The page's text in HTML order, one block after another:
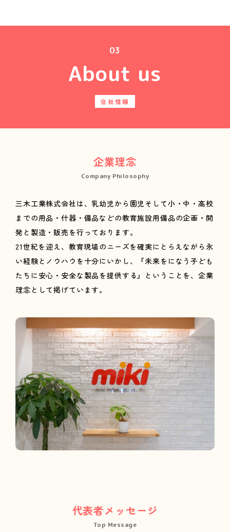
03
About us
会社情報
企業理念
Company Philosophy
三木工業株式会社は、乳幼児から園児そして小・中・高校
までの用品・什器・備品などの教育施設用備品の企画・開
発と製造・販売を行っております。
21世紀を迎え、教育現場のニーズを確実にとらえながら永
い経験とノウハウを十分にいかし、『未来をになう子ども
たちに安心・安全な製品を提供する』ということを、企業
理念として掲げています。
代表者メッセージ
Top Message